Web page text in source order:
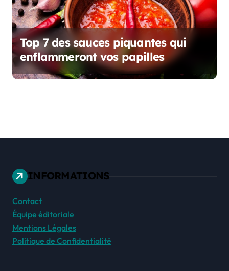
Top 7 des sauces piquantes qui
enflammeront vos papilles
INFORMATIONS
Contact
Équipe éditoriale
Mentions Légales
Politique de Confidentialité